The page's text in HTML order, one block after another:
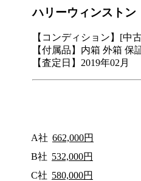
ハリーウィンスト
【コンディション】[中
【付属品】内箱 外箱 保
【査定日】2019年02月
A社 662,000円
B社 532,000円
C社 580,000円